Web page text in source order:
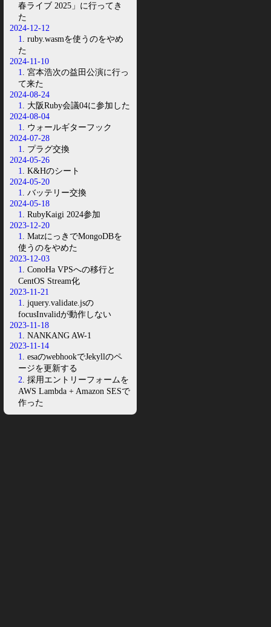
春ライブ 2025」に行ってき
た
2024-12-12
1
. ruby.wasmを使うのをやめ
た
2024-11-10
1
. 宮本浩次の益田公演に行っ
て来た
2024-08-24
1
. 大阪Ruby会議04に参加した
2024-08-04
1
. ウォールギターフック
2024-07-28
1
. プラグ交換
2024-05-26
1
. K&Hのシート
2024-05-20
1
. バッテリー交換
2024-05-18
1
. RubyKaigi 2024参加
2023-12-20
1
. MatzにっきでMongoDBを
使うのをやめた
2023-12-03
1
. ConoHa VPSへの移行と
CentOS Stream化
2023-11-21
1
. jquery.validate.jsの
focusInvalidが動作しない
2023-11-18
1
. NANKANG AW-1
2023-11-14
1
. esaのwebhookでJekyllのペ
ージを更新する
2 . 採用エントリーフォームを
AWS Lambda + Amazon SESで
作った